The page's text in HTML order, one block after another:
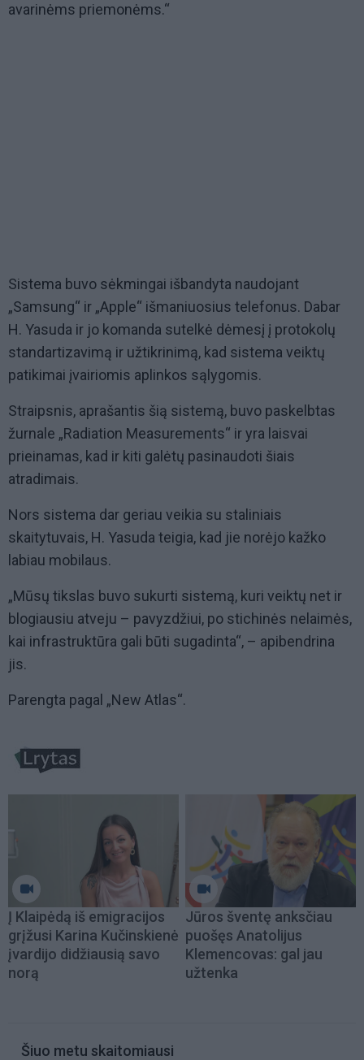
avarinėms priemonėms.“
Sistema buvo sėkmingai išbandyta naudojant
„Samsung“ ir „Apple“ išmaniuosius telefonus. Dabar
H. Yasuda ir jo komanda sutelkė dėmesį į protokolų
standartizavimą ir užtikrinimą, kad sistema veiktų
patikimai įvairiomis aplinkos sąlygomis.
Straipsnis, aprašantis šią sistemą, buvo paskelbtas
žurnale „Radiation Measurements“ ir yra laisvai
prieinamas, kad ir kiti galėtų pasinaudoti šiais
atradimais.
Nors sistema dar geriau veikia su staliniais
skaitytuvais, H. Yasuda teigia, kad jie norėjo kažko
labiau mobilaus.
„Mūsų tikslas buvo sukurti sistemą, kuri veiktų net ir
blogiausiu atveju – pavyzdžiui, po stichinės nelaimės,
kai infrastruktūra gali būti sugadinta“, – apibendrina
jis.
Parengta pagal „New Atlas“.
Į Klaipėdą iš emigracijos
grįžusi Karina Kučinskienė
įvardijo didžiausią savo
norą
Jūros šventę anksčiau
puošęs Anatolijus
Klemencovas: gal jau
užtenka
Šiuo metu skaitomiausi